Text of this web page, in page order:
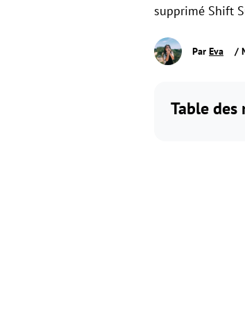
supprimé Shift
Par Eva /
Table des